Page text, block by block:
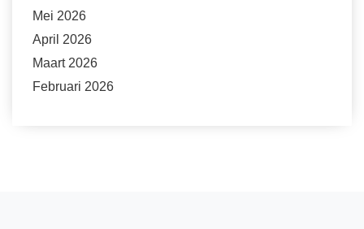
Mei 2026
April 2026
Maart 2026
Februari 2026